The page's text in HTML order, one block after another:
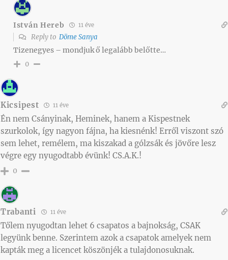
István Hereb 11 éve
Reply to Döme Sanya
Tizenegyes – mondjuk ő legalább belőtte…
0
Kicsipest 11 éve
Én nem Csányinak, Heminek, hanem a Kispestnek
szurkolok, így nagyon fájna, ha kiesnénk! Erről viszont szó
sem lehet, remélem, ma kiszakad a gólzsák és jövőre lesz
végre egy nyugodtabb évünk! CS.A.K.!
0
Trabanti 11 éve
Tőlem nyugodtan lehet 6 csapatos a bajnokság, CSAK
legyünk benne. Szerintem azok a csapatok amelyek nem
kapták meg a licencet köszönjék a tulajdonosuknak.